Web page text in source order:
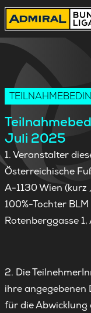
Juli 2025
1. Veranstalter
Österreichische
A-1130 Wien (kurz
100%-Tochter
Rotenberggasse 1,
2. Die
ihre angegebenen
für die Abwicklung